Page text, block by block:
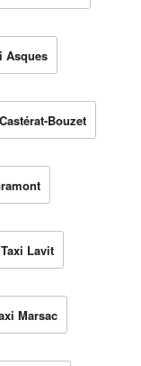
Asques
Bouzet
Lavit
Marsac